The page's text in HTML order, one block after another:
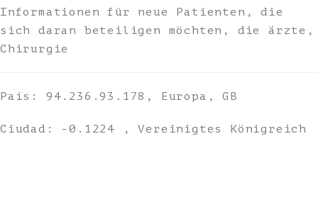
Informationen für neue Patienten, die
sich daran beteiligen möchten, die ärzte,
Chirurgie
País: 94.236.93.178, Europa, GB
Ciudad: -0.1224 , Vereinigtes Königreich